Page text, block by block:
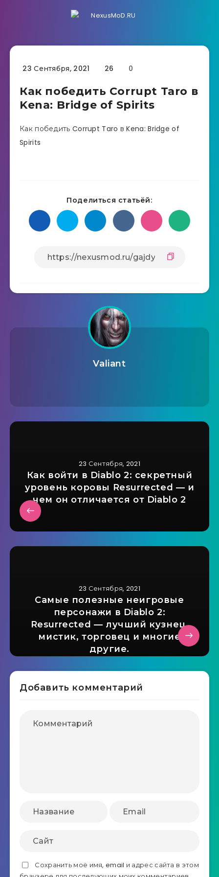
23 Сентября, 2021 26 0
Как победить Corrupt Taro в
Kena: Bridge of Spirits
Как победить Corrupt Taro в Kena: Bridge of
Spirits
Поделиться статьёй:
Valiant
23 Сентября, 2021
Как войти в Diablo 2: секретный
уровень коровы Resurrected — и
чем он отличается от Diablo 2
23 Сентября, 2021
Самые полезные неигровые
персонажи в Diablo 2:
Resurrected — лучший кузнец,
мистик, торговец и многие
другие.
Добавить комментарий
Сохранить моё имя, email и адрес сайта в этом